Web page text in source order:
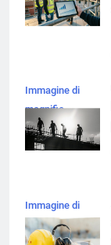
Immagine di
magnific
Immagine di
freepik